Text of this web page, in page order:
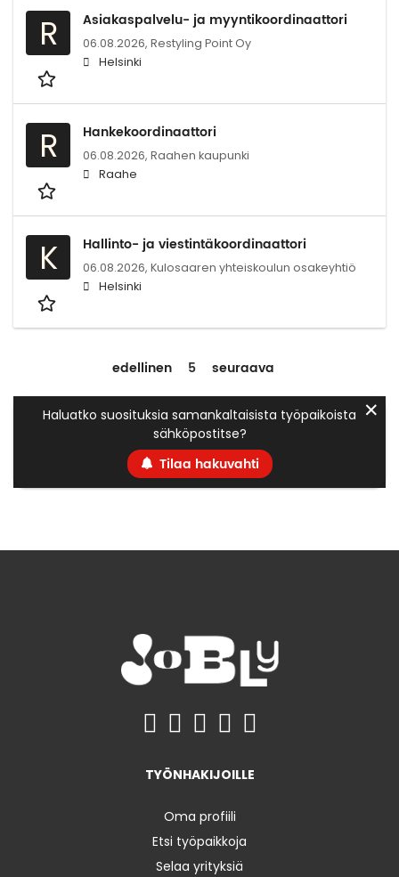
R Asiakaspalvelu- ja myyntikoordinaattori
06.08.2026, Restyling Point Oy
Helsinki
R Hankekoordinaattori
06.08.2026, Raahen kaupunki
Raahe
K Hallinto- ja viestintäkoordinaattori
06.08.2026, Kulosaaren yhteiskoulun osakeyhtiö
Helsinki
edellinen 5 seuraava
Haluatko suosituksia samankaltaisista työpaikoista
sähköpostitse?
Tilaa hakuvahti
✕
TYÖNHAKIJOILLE
Oma profiili
Etsi työpaikkoja
Selaa yrityksiä